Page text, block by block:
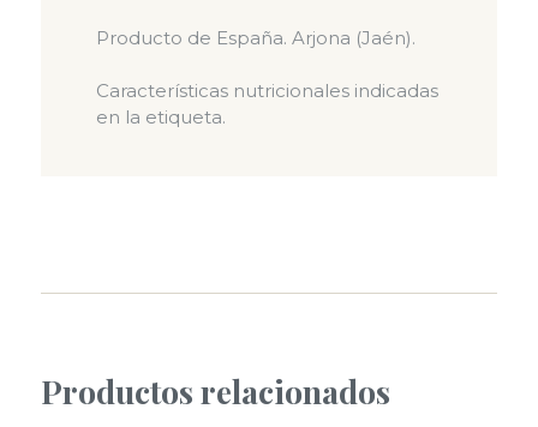
Producto de España. Arjona (Jaén).
Características nutricionales indicadas
en la etiqueta.
Productos relacionados